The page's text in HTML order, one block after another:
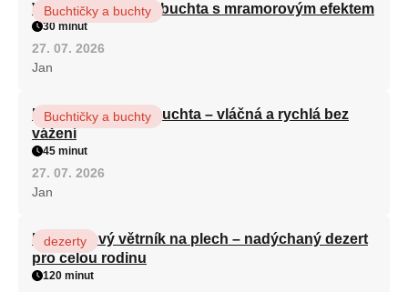
Vláčná olejová litá buchta s mramorovým efektem
Buchtičky a buchty
30 minut
27. 07. 2026
Jan
Hrnková maková buchta – vláčná a rychlá bez
vážení
Buchtičky a buchty
45 minut
27. 07. 2026
Jan
Karamelový větrník na plech – nadýchaný dezert
pro celou rodinu
dezerty
120 minut